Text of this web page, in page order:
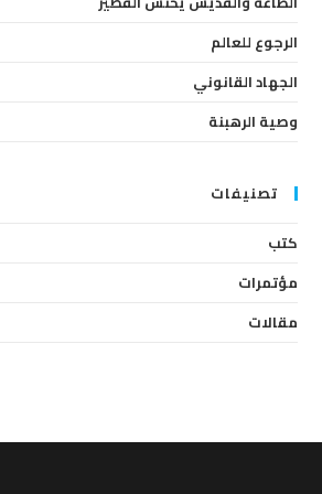
الرجوع للعالم
الجهاد القانوني
وصية الرهبنة
تصنيفات
كتب
مؤتمرات
مقالات